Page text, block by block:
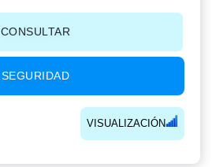
CONSULTAR
SEGURIDAD
VISUALIZACIÓN